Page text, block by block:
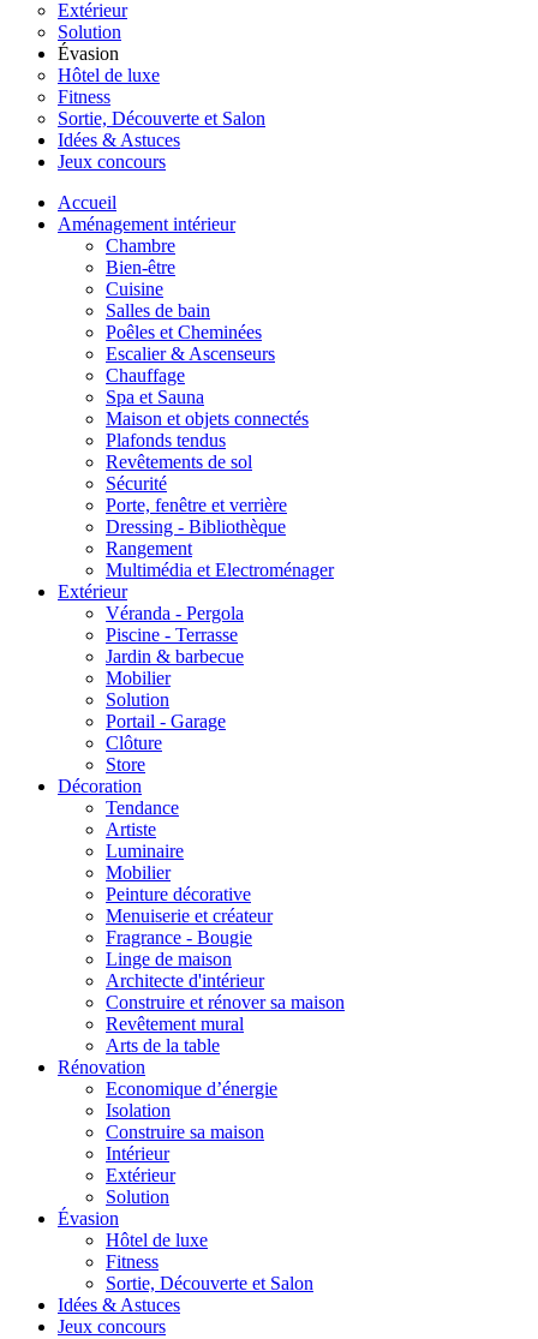
Extérieur
Solution
Évasion
Hôtel de luxe
Fitness
Sortie, Découverte et Salon
Idées & Astuces
Jeux concours
Accueil
Aménagement intérieur
Chambre
Bien-être
Cuisine
Salles de bain
Poêles et Cheminées
Escalier & Ascenseurs
Chauffage
Spa et Sauna
Maison et objets connectés
Plafonds tendus
Revêtements de sol
Sécurité
Porte, fenêtre et verrière
Dressing - Bibliothèque
Rangement
Multimédia et Electroménager
Extérieur
Véranda - Pergola
Piscine - Terrasse
Jardin & barbecue
Mobilier
Solution
Portail - Garage
Clôture
Store
Décoration
Tendance
Artiste
Luminaire
Mobilier
Peinture décorative
Menuiserie et créateur
Fragrance - Bougie
Linge de maison
Architecte d'intérieur
Construire et rénover sa maison
Revêtement mural
Arts de la table
Rénovation
Economique d’énergie
Isolation
Construire sa maison
Intérieur
Extérieur
Solution
Évasion
Hôtel de luxe
Fitness
Sortie, Découverte et Salon
Idées & Astuces
Jeux concours